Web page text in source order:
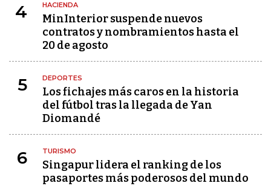
4 HACIENDA
MinInterior suspende nuevos
contratos y nombramientos hasta el
20 de agosto
5 DEPORTES
Los fichajes más caros en la historia
del fútbol tras la llegada de Yan
Diomandé
6 TURISMO
Singapur lidera el ranking de los
pasaportes más poderosos del mundo